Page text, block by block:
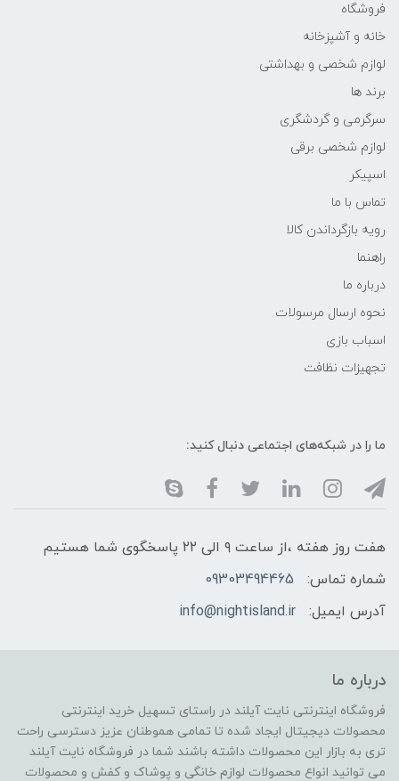
فروشگاه
خانه و آشپزخانه
لوازم شخصی و بهداشتی
برند ها
سرگرمی و گردشگری
لوازم شخصی برقی
اسپیکر
تماس با ما
رویه بازگرداندن کالا
راهنما
درباره ما
نحوه ارسال مرسولات
اسباب بازی
تجهیزات نظافت
ما را در شبکه‌های اجتماعی دنبال کنید:
هفت روز هفته ،از ساعت ۹ الی ۲۲ پاسخگوی شما هستیم
شماره تماس:
09303494465
آدرس ایمیل:
info@nightisland.ir
درباره ما
فروشگاه اینترنتی نایت آیلند در راستای تسهیل خرید اینترنتی
محصولات دیجیتال ایجاد شده تا تمامی هموطنان عزیز دسترسی راحت
تری به بازار این محصولات داشته باشند شما در فروشگاه نایت آیلند
می توانید انواع محصولات لوازم خانگی و پوشاک و کفش و محصولات